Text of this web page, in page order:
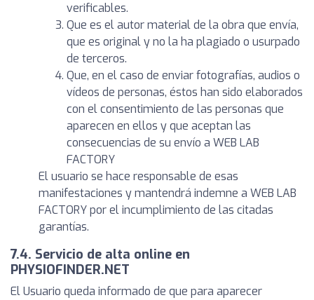
verificables.
Que es el autor material de la obra que envía,
que es original y no la ha plagiado o usurpado
de terceros.
Que, en el caso de enviar fotografías, audios o
vídeos de personas, éstos han sido elaborados
con el consentimiento de las personas que
aparecen en ellos y que aceptan las
consecuencias de su envío a WEB LAB
FACTORY
El usuario se hace responsable de esas
manifestaciones y mantendrá indemne a WEB LAB
FACTORY por el incumplimiento de las citadas
garantías.
7.4. Servicio de alta online en
PHYSIOFINDER.NET
El Usuario queda informado de que para aparecer